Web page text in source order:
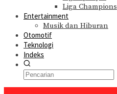
Liga Champions
Entertainment
Musik dan Hiburan
Otomotif
Teknologi
Indeks